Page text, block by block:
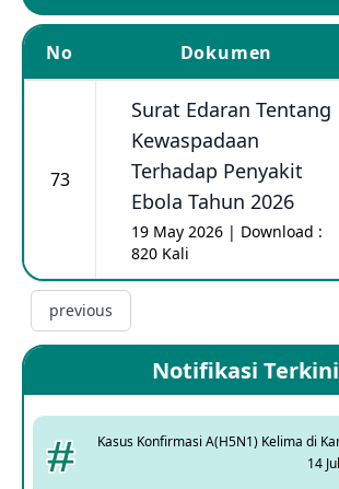
No Dokumen
73
Surat Edaran Tentang
Kewaspadaan
Terhadap Penyakit
Ebola Tahun 2026
19 May 2026 | Download :
820 Kali
previous
Notifikasi Terkini
Kasus Konfirmasi A(H5N1) Kelima di
14